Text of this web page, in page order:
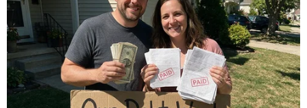
Nga thông báo tấn công căn
cứ ngầm của Ukraine
06/08/2026 16:21